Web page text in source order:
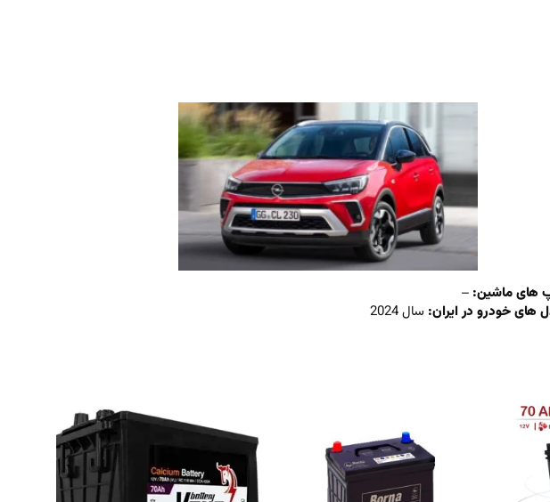
های ماشین: –
های خودرو در ایران: سال 2024